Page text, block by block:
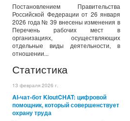
Постановлением Правительства
Российской Федерации от 26 января
2026 года № 39 внесены изменения в
Перечень рабочих мест в
организациях, осуществляющих
отдельные виды деятельности, в
отношении...
Статистика
13 февраля 2026 г.
AI-чат-бот KioutCHAT: цифровой
помощник, который совершенствует
охрану труда